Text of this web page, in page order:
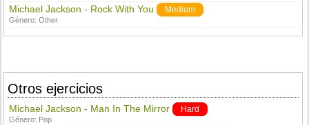
Michael Jackson - Rock With You Medium
Género:Other
Otros ejercicios
Michael Jackson - Man In The Mirror Hard
Género: Pop